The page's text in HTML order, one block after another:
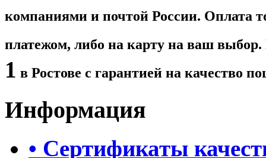
компаниями и почтой России. Оплата
платежом, либо на карту на ваш
1 в Ростове с гарантией на качество
Информация
• Сертификаты